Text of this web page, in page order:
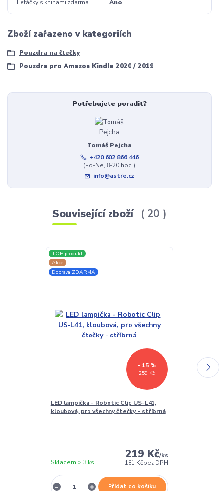
Letáčky s knihami zdarma Ano
Zboží zařazeno v kategoriích
Pouzdra na čtečky
Pouzdra pro Amazon Kindle 2020 / 2019
Potřebujete poradit?
Tomáš Pejcha
+420 602 866 446
(Po-Ne, 8-20 hod.)
info@astre.cz
Související zboží 20
TOP produkt
Akce
Doprava ZDARMA
259 Kč
- 15 %
LED lampička - Robotic Clip US-L41,
kloubová, pro všechny čtečky - stříbrná
219 Kč/ks
181 Kčbez DPH
Skladem > 3 ks
Přidat do košíku